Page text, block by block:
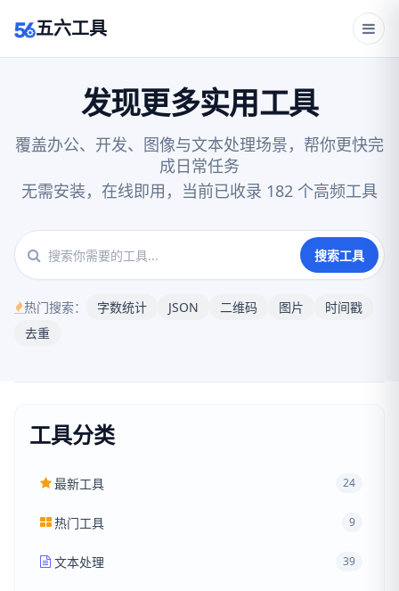
五六工具
发现更多实用工具
覆盖办公、开发、图像与文本处理场景，帮你更快完
成日常任务
无需安装，在线即用，当前已收录 182 个高频工具
搜索工具
热门搜索： 字数统计 JSON 二维码 图片
时间戳
去重
工具分类
最新工具 24
热门工具 9
文本处理 39